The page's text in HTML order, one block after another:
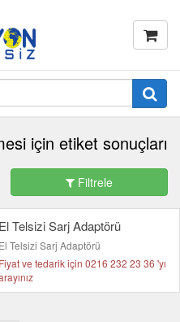
için etiket sonuçları
Filtrele
El Telsizi Sarj Adaptörü
El Telsizi Sarj Adaptörü
Fiyat ve tedarik için 0216 232 23 36 'yı